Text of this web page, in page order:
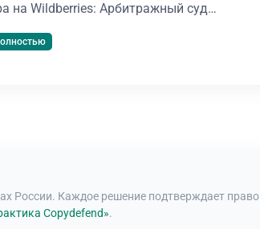
на Wildberries: Арбитражный суд…
России. Каждое решение подтверждает право
Copydefend».